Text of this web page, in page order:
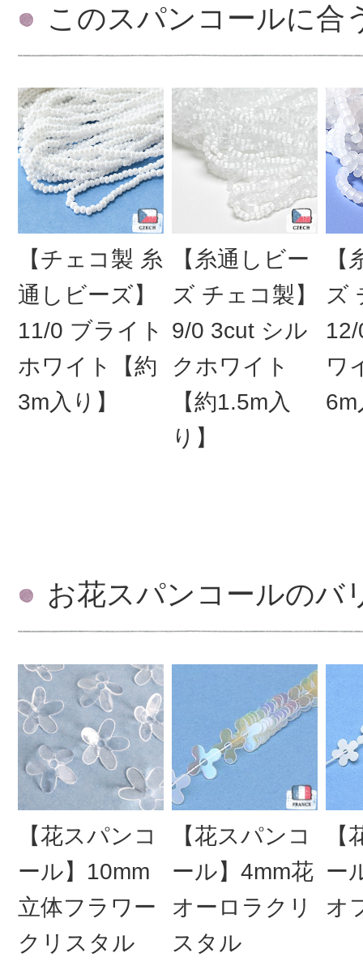
このスパンコールに合
【チェコ製 糸
通しビーズ】
11/0 ブライト
ホワイト【約
3m入り】
【糸通しビー
ズ チェコ製】
9/0 3cut シル
クホワイト
【約1.5m入
り】
ズ
ワ
6m
お花スパンコールのバ
【花スパンコ
ール】10mm
立体フラワー
クリスタル
【花スパンコ
ール】4mm花
オーロラクリ
スタル
ー
オ